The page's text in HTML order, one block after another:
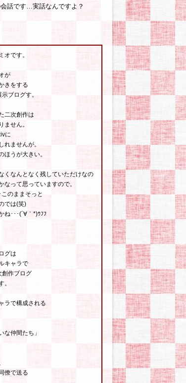
話です…実話なんですよ？
オです。
が
きをする
ブログす。
二次創作は
ません。
に
れませんが。
ほうが大きい。
くなんとなく残していただけなの
なって思っていますので。
のままそっと
では(笑)
ね･･･(´∀｀*)ｳﾌﾌ
グは
キャラで
創作ブログ
。
ラで構成される
な仲間たち」
僚で送る